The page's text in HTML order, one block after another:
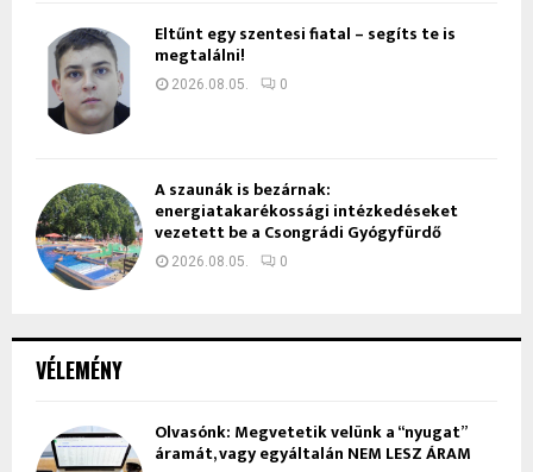
VÉLEMÉNY
Olvasónk: Megvetetik velünk a “nyugat”
áramát, vagy egyáltalán NEM LESZ ÁRAM
Eltűnt egy szentesi fiatal – segíts te is
megtalálni!
2026.08.05. 0
A szaunák is bezárnak:
energiatakarékossági intézkedéseket
vezetett be a Csongrádi Gyógyfürdő
2026.08.05. 0